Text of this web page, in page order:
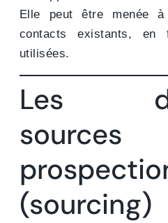
Elle peut être menée
contacts existants, en
utilisées.
Les
(sourcing)